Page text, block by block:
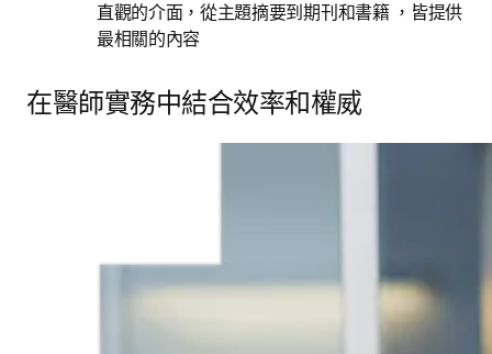
直觀的介面，從主題摘要到期刊和書籍 ，皆提供
最相關的內容
在醫師實務中結合效率和權威